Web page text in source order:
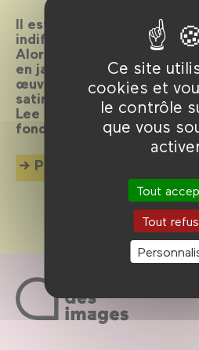
Ce site
cookies et
le contrôle
que vous
Tout
Tout
Il est des cinéastes qui ne
indifférents, et Oliver
Alors qu’il nous fait
en janvier, son cinéma
œuvres offrant une vision
satirique des États-Unis.
Lee ou à Michael Mann,
fondateurs de l’imaginaire
Plus d'info